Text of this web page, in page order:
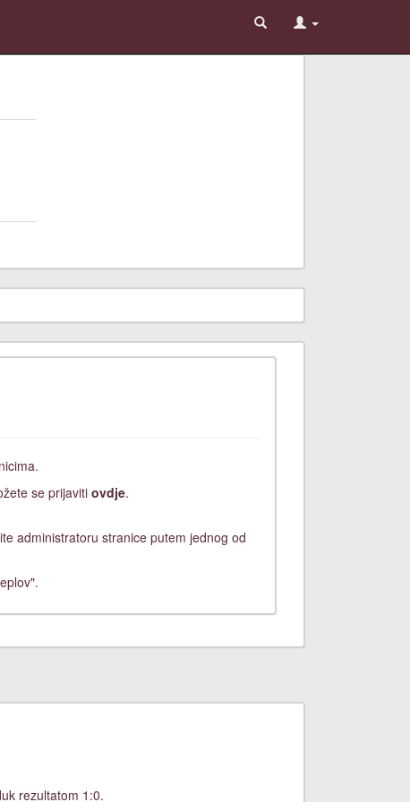
se prijaviti ovdje.
administratoru stranice putem jednog od
rezultatom 1:0.